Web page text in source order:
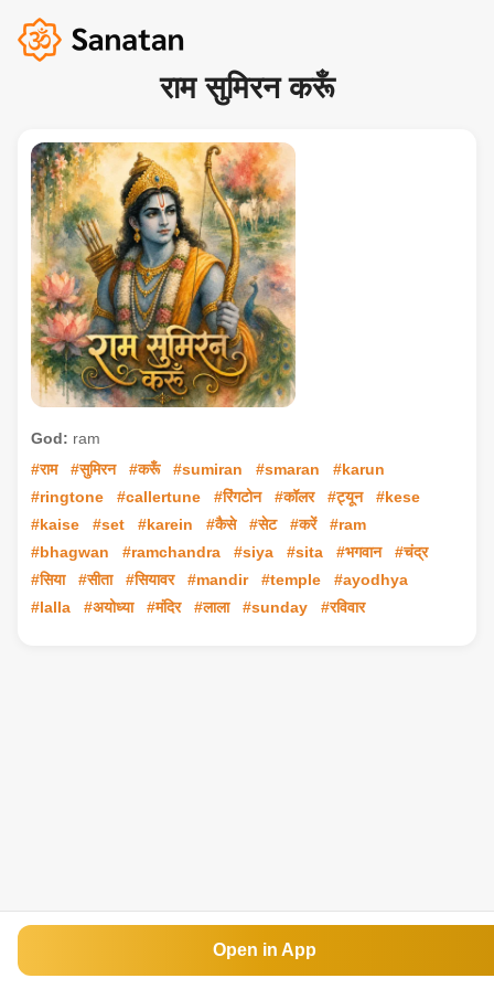
राम सुमिरन करूँ
God: ram
#राम
#सुमिरन #करूँ #sumiran #smaran
#karun
#ringtone
#callertune #रिंगटोन #कॉलर #ट्यून
#kese
#kaise
#set #karein #कैसे #सेट #करें
#ram
#bhagwan
#ramchandra #siya #sita #भगवान
#चंद्र
#सिया
#सीता #सियावर #mandir #temple
#ayodhya
#lalla
#अयोध्या #मंदिर #लाला #sunday #रविवार
Open in App